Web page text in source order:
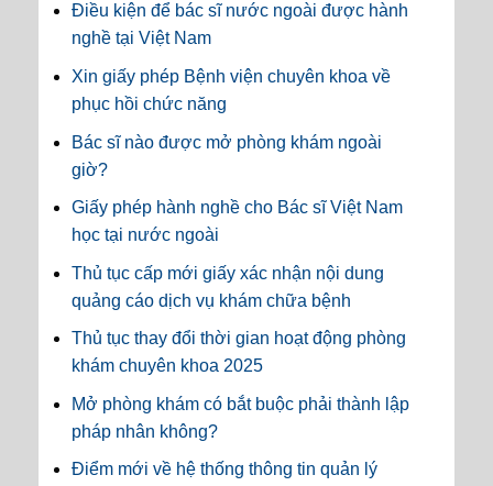
Điều kiện để bác sĩ nước ngoài được hành
nghề tại Việt Nam
Xin giấy phép Bệnh viện chuyên khoa về
phục hồi chức năng
Bác sĩ nào được mở phòng khám ngoài
giờ?
Giấy phép hành nghề cho Bác sĩ Việt Nam
học tại nước ngoài
Thủ tục cấp mới giấy xác nhận nội dung
quảng cáo dịch vụ khám chữa bệnh
Thủ tục thay đổi thời gian hoạt động phòng
khám chuyên khoa 2025
Mở phòng khám có bắt buộc phải thành lập
pháp nhân không?
Điểm mới về hệ thống thông tin quản lý